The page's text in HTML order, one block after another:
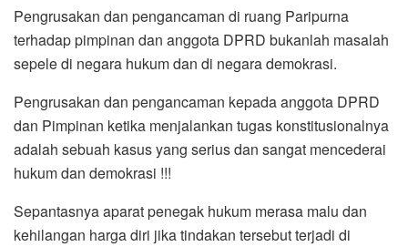
Pengrusakan dan pengancaman di ruang Paripurna
terhadap pimpinan dan anggota DPRD bukanlah masalah
sepele di negara hukum dan di negara demokrasi.
Pengrusakan dan pengancaman kepada anggota DPRD
dan Pimpinan ketika menjalankan tugas konstitusionalnya
adalah sebuah kasus yang serius dan sangat mencederai
hukum dan demokrasi !!!
Sepantasnya aparat penegak hukum merasa malu dan
kehilangan harga diri jika tindakan tersebut terjadi di